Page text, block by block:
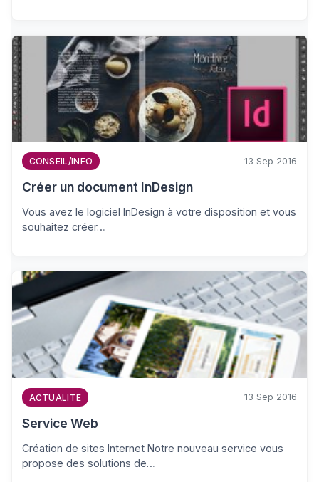
CONSEIL/INFO 13 Sep 2016
Créer un document InDesign
Vous avez le logiciel InDesign à votre disposition et vous
souhaitez créer…
ACTUALITE 13 Sep 2016
Service Web
Création de sites Internet Notre nouveau service vous
propose des solutions de…